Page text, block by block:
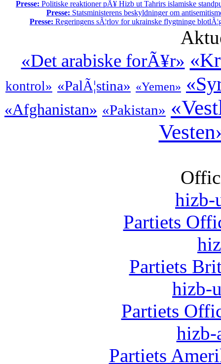
Presse: Politiske reaktioner pÃ¥ Hizb ut Tahrirs islamiske
Presse: Statsministerens beskyldninger om
Presse: Regeringens sÃ¦rlov for ukrainske flygtninge
«Det arabiske forÃ¥r»
kontrol» «PalÃ¦stina» «Yemen»
«Afghanistan» «Pakistan»
hizb-
Partiets
Partiets
hizb-
Partiets
hizb-
Partiets